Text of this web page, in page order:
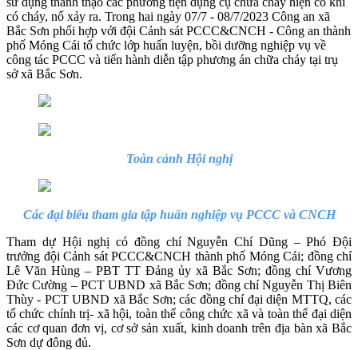
có cháy, nổ xảy ra. Trong hai ngày 07/7 - 08/7/2023 Công an xã
Bắc Sơn phối hợp với đội Cảnh sát PCCC&CNCH - Công an thành
phố Móng Cái tổ chức lớp huấn luyện, bồi dưỡng nghiệp vụ về
công tác PCCC và tiến hành diễn tập phương án chữa cháy tại trụ
sở xã Bắc Sơn.
Toàn cảnh Hội nghị
Các đại biểu tham gia tập huấn nghiệp vụ PCCC và CNCH
Tham dự Hội nghị có đồng chí Nguyễn Chí Dũng – Phó Đội
trưởng đội Cảnh sát PCCC&CNCH thành phố Móng Cái; đồng chí
Lê Văn Hùng – PBT TT Đảng ủy xã Bắc Sơn; đồng chí Vương
Đức Cường – PCT UBND xã Bắc Sơn; đồng chí Nguyễn Thị Biên
Thùy - PCT UBND xã Bắc Sơn;các đồng chí đại diện MTTQ, các
tổ chức chính trị- xã hội, toàn thể công chức xã và toàn thể đại diện
các cơ quan đơn vị, cơ sở sản xuất, kinh doanh trên địa bàn xã Bắc
Sơn dự đông đủ.